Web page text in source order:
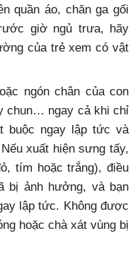
quần áo, chăn ga gối
giờ ngủ trưa, hãy
của trẻ xem có vật
ngón chân của con
chun… ngay cả khi chỉ
buộc ngay lập tức và
xuất hiện sưng tấy,
tím hoặc trắng), điều
bị ảnh hưởng, và bạn
lập tức. Không được
hoặc chà xát vùng bị